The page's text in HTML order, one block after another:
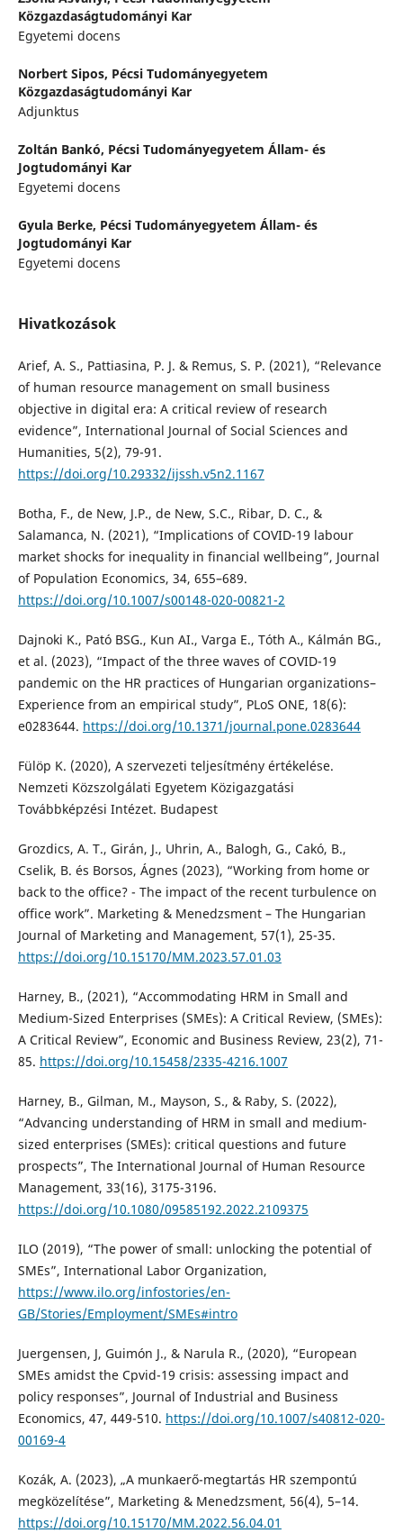
Közgazdaságtudományi Kar
Egyetemi docens
Norbert Sipos, Pécsi Tudományegyetem
Közgazdaságtudományi Kar
Adjunktus
Zoltán Bankó, Pécsi Tudományegyetem Állam- és
Jogtudományi Kar
Egyetemi docens
Gyula Berke, Pécsi Tudományegyetem Állam- és
Jogtudományi Kar
Egyetemi docens
Hivatkozások
Arief, A. S., Pattiasina, P. J. & Remus, S. P. (2021), “Relevance
of human resource management on small business
objective in digital era: A critical review of research
evidence”, International Journal of Social Sciences and
Humanities, 5(2), 79-91.
https://doi.org/10.29332/ijssh.v5n2.1167
Botha, F., de New, J.P., de New, S.C., Ribar, D. C., &
Salamanca, N. (2021), “Implications of COVID-19 labour
market shocks for inequality in financial wellbeing”, Journal
of Population Economics, 34, 655–689.
https://doi.org/10.1007/s00148-020-00821-2
Dajnoki K., Pató BSG., Kun AI., Varga E., Tóth A., Kálmán BG.,
et al. (2023), “Impact of the three waves of COVID-19
pandemic on the HR practices of Hungarian organizations–
Experience from an empirical study”, PLoS ONE, 18(6):
e0283644. https://doi.org/10.1371/journal.pone.0283644
Fülöp K. (2020), A szervezeti teljesítmény értékelése.
Nemzeti Közszolgálati Egyetem Közigazgatási
Továbbképzési Intézet. Budapest
Grozdics, A. T., Girán, J., Uhrin, A., Balogh, G., Cakó, B.,
Cselik, B. és Borsos, Ágnes (2023), “Working from home or
back to the office? - The impact of the recent turbulence on
office work”. Marketing & Menedzsment – The Hungarian
Journal of Marketing and Management, 57(1), 25-35.
https://doi.org/10.15170/MM.2023.57.01.03
Harney, B., (2021), “Accommodating HRM in Small and
Medium-Sized Enterprises (SMEs): A Critical Review, (SMEs):
A Critical Review”, Economic and Business Review, 23(2), 71-
85. https://doi.org/10.15458/2335-4216.1007
Harney, B., Gilman, M., Mayson, S., & Raby, S. (2022),
“Advancing understanding of HRM in small and medium-
sized enterprises (SMEs): critical questions and future
prospects”, The International Journal of Human Resource
Management, 33(16), 3175-3196.
https://doi.org/10.1080/09585192.2022.2109375
ILO (2019), “The power of small: unlocking the potential of
SMEs”, International Labor Organization,
https://www.ilo.org/infostories/en-
GB/Stories/Employment/SMEs#intro
Juergensen, J, Guimón J., & Narula R., (2020), “European
SMEs amidst the Cpvid-19 crisis: assessing impact and
policy responses”, Journal of Industrial and Business
Economics, 47, 449-510. https://doi.org/10.1007/s40812-020-
00169-4
Kozák, A. (2023), „A munkaerő-megtartás HR szempontú
megközelítése”, Marketing & Menedzsment, 56(4), 5–14.
https://doi.org/10.15170/MM.2022.56.04.01